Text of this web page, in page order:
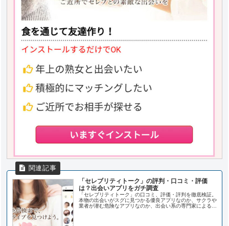
「セレブリティトーク」の評判・口コミ・評価
は？出会いアプリをガチ調査
「セレブリティトーク」の口コミ、評価・評判を徹底検証。
本物の出会いがスグに見つかる優良アプリなのか、サクラや
業者が潜む危険なアプリなのか、出会い系の専門家によるガ